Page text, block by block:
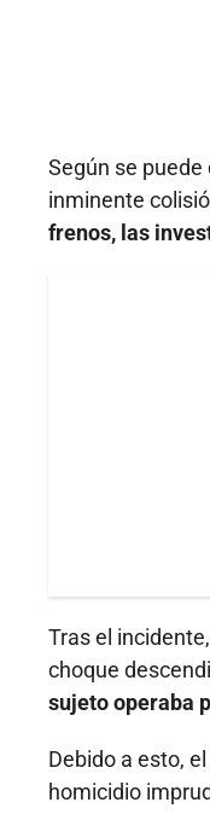
Según se
inminente
frenos, las
Tras el
choque
sujeto operaba
Debido a esto,
homicidio